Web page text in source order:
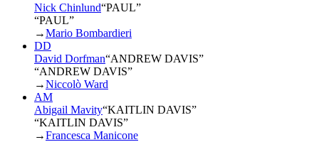
Nick Chinlund“PAUL”
“PAUL”
→Mario Bombardieri
DD
David Dorfman“ANDREW DAVIS”
“ANDREW DAVIS”
→Niccolò Ward
AM
Abigail Mavity“KAITLIN DAVIS”
“KAITLIN DAVIS”
→Francesca Manicone